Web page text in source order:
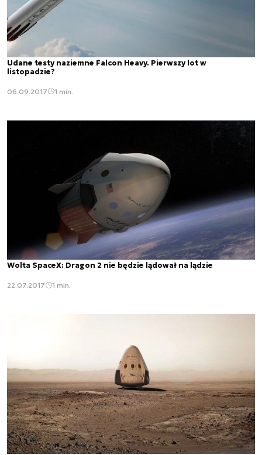
Udane testy naziemne Falcon Heavy. Pierwszy lot w
listopadzie?
06.09.2017 1 min.
Wolta SpaceX: Dragon 2 nie będzie lądował na lądzie
22.07.2017 1 min.